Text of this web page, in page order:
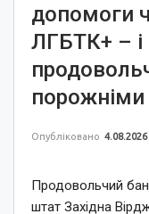
допомоги
ЛГБТК+ –
Опубліковано 4.08.2026
Продовольчий
штат Західна